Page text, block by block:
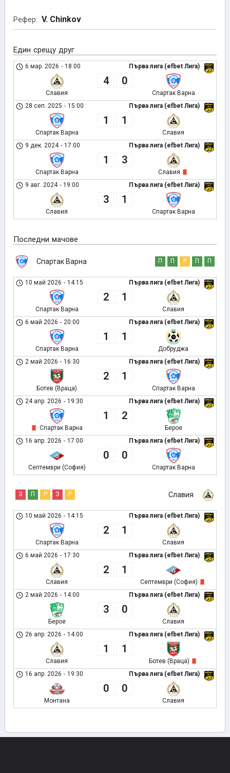
Рефер: V. Chinkov
Един срещу друг
Първа лига (efbet Лига)
6 мар. 2026 - 18:00
Славия
4 0
Спартак Варна
Първа лига (efbet Лига)
28 сеп. 2025 - 15:00
Спартак Варна
1 1
Славия
Първа лига (efbet Лига)
9 дек. 2024 - 17:00
Спартак Варна
1 3
Славия
Първа лига (efbet Лига)
9 авг. 2024 - 19:00
Славия
3 1
Спартак Варна
Последни мачове
Спартак Варна П П Р П П
Първа лига (efbet Лига)
10 май 2026 - 14:15
Спартак Варна
2 1
Славия
Първа лига (efbet Лига)
6 май 2026 - 20:00
Спартак Варна
1 1
Добруджа
Първа лига (efbet Лига)
2 май 2026 - 16:30
Ботев (Враца)
2 1
Спартак Варна
Първа лига (efbet Лига)
24 апр. 2026 - 19:30
Спартак Варна
1 2
Берое
Първа лига (efbet Лига)
16 апр. 2026 - 17:00
Септември (София)
0 0
Спартак Варна
Славия
З П Р З Р
Първа лига (efbet Лига)
10 май 2026 - 14:15
Спартак Варна
2 1
Славия
Първа лига (efbet Лига)
6 май 2026 - 17:30
Славия
2 1
Септември (София)
Първа лига (efbet Лига)
2 май 2026 - 14:00
Берое
3 0
Славия
Първа лига (efbet Лига)
26 апр. 2026 - 14:00
Славия
1 1
Ботев (Враца)
Първа лига (efbet Лига)
16 апр. 2026 - 19:30
Монтана
0 0
Славия